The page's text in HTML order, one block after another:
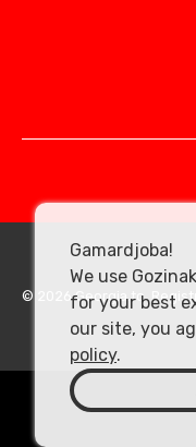
© 2026 Georgia.to.
Gamardjoba!
We use
for your best
our site, you
policy.